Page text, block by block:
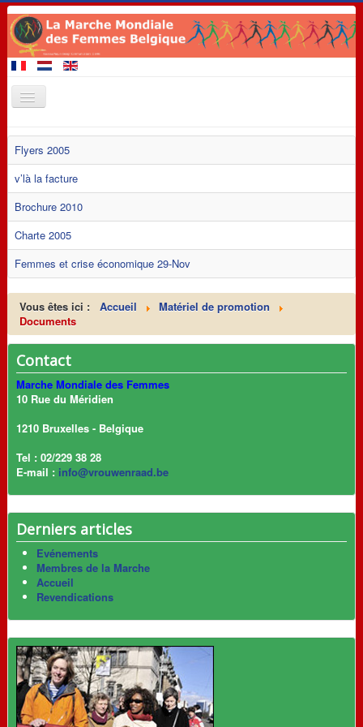
Accueil
Membres de la Marche
A venir 2020
Evénements
Revendications
Matériel de promotion
Contact
Liens
Flyers 2005
v’là la facture
Brochure 2010
Charte 2005
Femmes et crise économique 29-Nov
Vous êtes ici : Accueil
Matériel de promotion
Documents
Contact
Marche Mondiale des Femmes
10 Rue du Méridien
1210 Bruxelles - Belgique
Tel : 02/229 38 28
E-mail : info@vrouwenraad.be
Derniers articles
Evénements
Membres de la Marche
Accueil
Revendications